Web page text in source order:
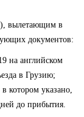
вылетающим в
документов:
на английском
в Грузию;
котором указано,
до прибытия.